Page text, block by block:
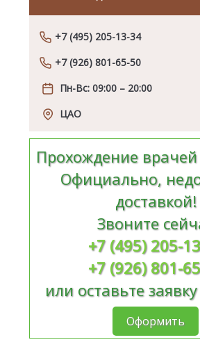
+7 (495) 205-13-34
+7 (926) 801-65-50
Пн-Вс: 09:00 – 20:00
ЦАО
Прохождение врачей
Официально,
доставкой!
Звоните
+7 (495) 205-
+7 (926) 801-
или оставьте
Оформить